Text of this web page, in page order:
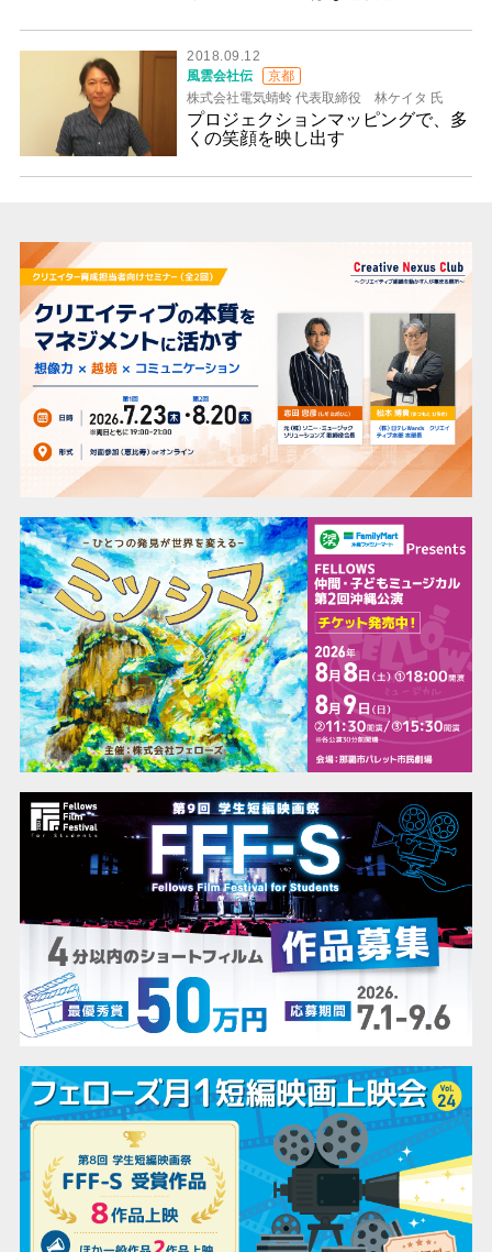
2018.09.12
風雲会社伝
京都
株式会社電気蜻蛉 代表取締役 林ケイタ 氏
プロジェクションマッピングで、多
くの笑顔を映し出す